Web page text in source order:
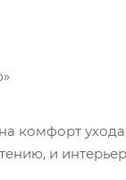
комфорт
и